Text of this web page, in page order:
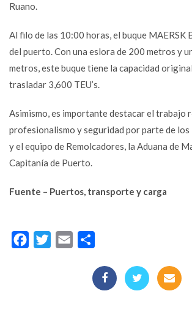
Ruano.
Al filo de las 10:00 horas, el buque MAERSK
del puerto. Con una eslora de 200 metros y
metros, este buque tiene la capacidad
trasladar 3,600 TEU’s.
Asimismo, es importante destacar el trabajo
profesionalismo y seguridad por parte de
y el equipo de Remolcadores, la Aduana de
Capitanía de Puerto.
Fuente – Puertos, transporte y carga
FacebookTwitterEmail